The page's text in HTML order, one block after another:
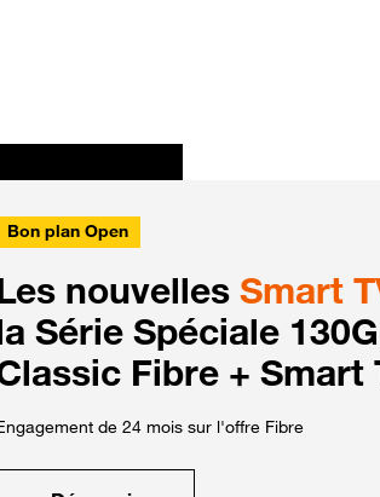
Bon plan Open
nouvelles Smart
Série Spéciale
Fibre + Smart
de 24 mois sur l'offre Fibre